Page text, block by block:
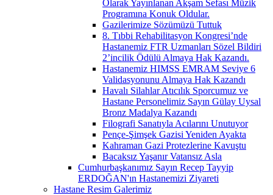
Olarak Yayınlanan Akşam Sefası Müzik
Programına Konuk Oldular.
Gazilerimize Sözümüzü Tuttuk
8. Tıbbi Rehabilitasyon Kongresi’nde
Hastanemiz FTR Uzmanları Sözel Bildiri
2’incilik Ödülü Almaya Hak Kazandı.
Hastanemiz HIMSS EMRAM Seviye 6
Validasyonunu Almaya Hak Kazandı
Havalı Silahlar Atıcılık Sporcumuz ve
Hastane Personelimiz Sayın Gülay Uysal
Bronz Madalya Kazandı
Filografi Sanatıyla Acılarını Unutuyor
Pençe-Şimşek Gazisi Yeniden Ayakta
Kahraman Gazi Protezlerine Kavuştu
Bacaksız Yaşanır Vatansız Asla
Cumhurbaşkanımız Sayın Recep Tayyip
ERDOĞAN'ın Hastanemizi Ziyareti
Hastane Resim Galerimiz